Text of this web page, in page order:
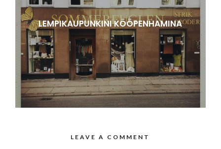
LEMPIKAUPUNKINI KÖÖPENHAMINA
LEAVE A COMMENT